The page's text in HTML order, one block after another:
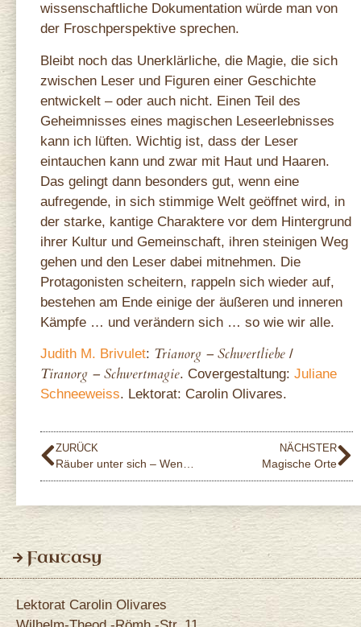
wissenschaftliche Dokumentation würde man von
der Froschperspektive sprechen.
Bleibt noch das Unerklärliche, die Magie, die sich
zwischen Leser und Figuren einer Geschichte
entwickelt – oder auch nicht. Einen Teil des
Geheimnisses eines magischen Leseerlebnisses
kann ich lüften. Wichtig ist, dass der Leser
eintauchen kann und zwar mit Haut und Haaren.
Das gelingt dann besonders gut, wenn eine
aufregende, in sich stimmige Welt geöffnet wird, in
der starke, kantige Charaktere vor dem Hintergrund
ihrer Kultur und Gemeinschaft, ihren steinigen Weg
gehen und den Leser dabei mitnehmen. Die
Protagonisten scheitern, rappeln sich wieder auf,
bestehen am Ende einige der äußeren und inneren
Kämpfe … und verändern sich … so wie wir alle.
Judith M. Brivulet: Trianorg – Schwertliebe /
Tiranorg – Schwertmagie. Covergestaltung: Juliane
Schneeweiss. Lektorat: Carolin Olivares.
ZURÜCK
Räuber unter sich – Wenn der Hauke mit dem Fiolito …
NÄCHSTER
Magische Orte
Fantasy
Lektorat Carolin Olivares